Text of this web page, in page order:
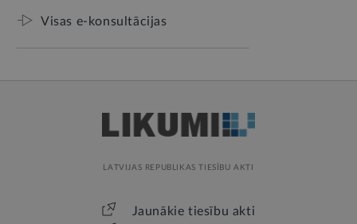
Visas e-konsultācijas
LATVIJAS REPUBLIKAS TIESĪBU AKTI
Jaunākie tiesību akti